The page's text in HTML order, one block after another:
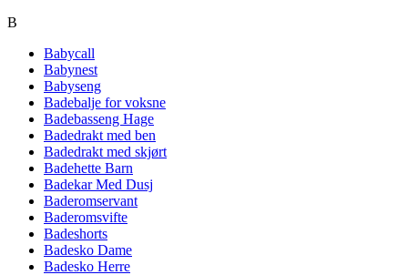
B
Babycall
Babynest
Babyseng
Badebalje for voksne
Badebasseng Hage
Badedrakt med ben
Badedrakt med skjørt
Badehette Barn
Badekar Med Dusj
Baderomservant
Baderomsvifte
Badeshorts
Badesko Dame
Badesko Herre